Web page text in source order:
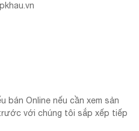
bán Online nếu cần xem sản
với chúng tôi sắp xếp tiếp